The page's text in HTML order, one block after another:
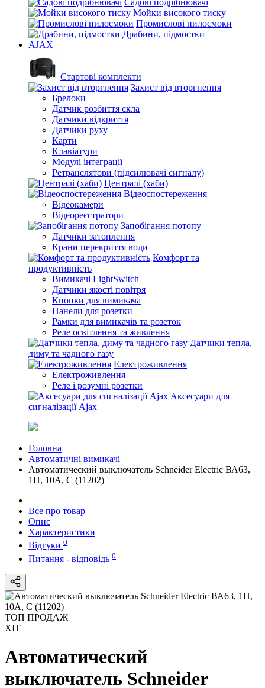
Садові подрібнювачі
Мойки високого тиску
Промислові пилосмоки
Драбини, підмостки
AJAX
Стартові комплекти
Захист від вторгнення
Брелоки
Датчик розбиття скла
Датчики відкриття
Датчики руху
Карти
Клавіатури
Модулі інтеграції
Ретранслятори (підсилювачі сигналу)
Централі (хаби)
Відеоспостереження
Відеокамери
Відеореєстратори
Запобігання потопу
Датчики затоплення
Крани перекриття води
Комфорт та
продуктивність
Вимикачі LightSwitch
Датчики якості повітря
Кнопки для вимикача
Панели для розетки
Рамки для вимикачів та розеток
Реле освітлення та живлення
Датчики тепла,
диму та чадного газу
Електроживлення
Електроживлення
Реле і розумні розетки
Аксесуари для
сигналізації Ajax
Головна
Автоматичні вимикачі
Автоматический выключатель Schneider Electric ВА63,
1П, 10A, C (11202)
Все про товар
Опис
Характеристики
Відгуки 0
Питання - відповідь 0
ТОП ПРОДАЖ
ХІТ
Автоматический
выключатель Schneider